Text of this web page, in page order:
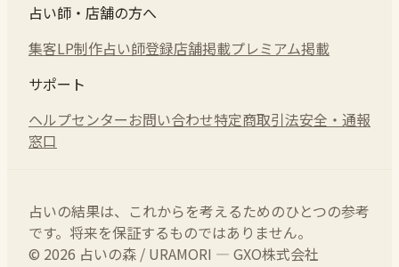
占い師・店舗の方へ
集客LP制作占い師登録店舗掲載プレミアム掲載
サポート
ヘルプセンターお問い合わせ特定商取引法安全・通報
窓口
占いの結果は、これからを考えるためのひとつの参考
です。将来を保証するものではありません。
© 2026 占いの森 / URAMORI — GXO株式会社